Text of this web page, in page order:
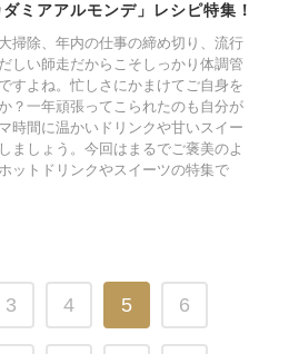
ミアアルモンデ」レシピ特集！
掃除、年内の仕事の締め切り、流行
しい師走だからこそしっかり体調管
すよね。忙しさにかまけてご自身を
？一年頑張ってこられたのも自分が
時間に温かいドリンクや甘いスイー
ましょう。今回はまるでご褒美のよ
ットドリンクやスイーツの特集で
3 4 5 6